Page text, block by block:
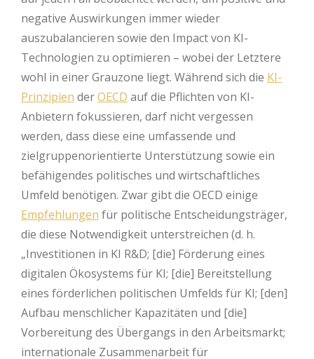
negative Auswirkungen immer wieder
auszubalancieren sowie den Impact von KI-
Technologien zu optimieren – wobei der Letztere
wohl in einer Grauzone liegt. Während sich die KI-
Prinzipien derOECD auf die Pflichten von KI-
Anbietern fokussieren, darf nicht vergessen
werden, dass diese eine umfassende und
zielgruppenorientierte Unterstützung sowie ein
befähigendes politisches und wirtschaftliches
Umfeld benötigen. Zwar gibt die OECD einige
Empfehlungen für politische Entscheidungsträger,
die diese Notwendigkeit unterstreichen (d. h.
„Investitionen in KI R&D; [die] Förderung eines
digitalen Ökosystems für KI; [die] Bereitstellung
eines förderlichen politischen Umfelds für KI; [den]
Aufbau menschlicher Kapazitäten und [die]
Vorbereitung des Übergangs in den Arbeitsmarkt;
internationale Zusammenarbeit für